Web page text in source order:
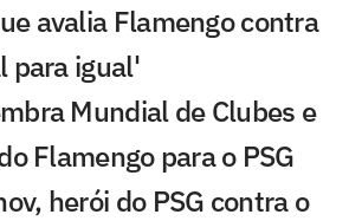
avalia Flamengo contra
para igual'
Mundial de Clubes e
Flamengo para o PSG
herói do PSG contra o